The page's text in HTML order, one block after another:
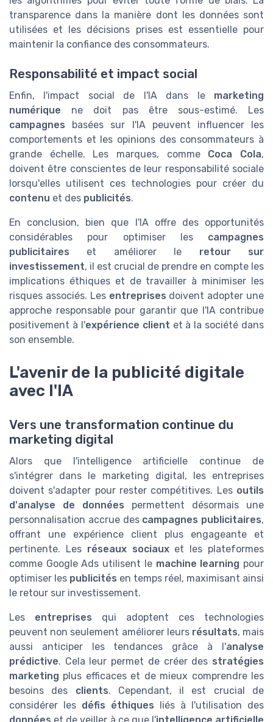
transparence dans la manière dont les données sont
utilisées et les décisions prises est essentielle pour
maintenir la confiance des consommateurs.
Responsabilité et impact social
Enfin, l'impact social de l'IA dans le marketing
numérique ne doit pas être sous-estimé. Les
campagnes basées sur l'IA peuvent influencer les
comportements et les opinions des consommateurs à
grande échelle. Les marques, comme Coca Cola,
doivent être conscientes de leur responsabilité sociale
lorsqu'elles utilisent ces technologies pour créer du
contenu et des publicités.
En conclusion, bien que l'IA offre des opportunités
considérables pour optimiser les campagnes
publicitaires et améliorer le retour sur
investissement, il est crucial de prendre en compte les
implications éthiques et de travailler à minimiser les
risques associés. Les entreprises doivent adopter une
approche responsable pour garantir que l'IA contribue
positivement à l'expérience client et à la société dans
son ensemble.
L'avenir de la publicité digitale
avec l'IA
Vers une transformation continue du
marketing digital
Alors que l'intelligence artificielle continue de
s'intégrer dans le marketing digital, les entreprises
doivent s'adapter pour rester compétitives. Les outils
d'analyse de données permettent désormais une
personnalisation accrue des campagnes publicitaires,
offrant une expérience client plus engageante et
pertinente. Les réseaux sociauxet les plateformes
comme Google Ads utilisent le machine learning pour
optimiser les publicités en temps réel, maximisant ainsi
le retour sur investissement.
Les entreprises qui adoptent ces technologies
peuvent non seulement améliorer leurs résultats, mais
aussi anticiper les tendances grâce à l'analyse
prédictive. Cela leur permet de créer des stratégies
marketing plus efficaces et de mieux comprendre les
besoins des clients. Cependant, il est crucial de
considérer les défis éthiques liés à l'utilisation des